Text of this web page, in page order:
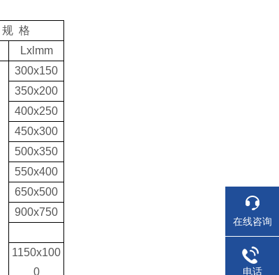
规 格
Lxlmm
300x150
350x200
400x250
450x300
500x350
550x400
650x500
900x750
1150x100
0
在线咨询
电话